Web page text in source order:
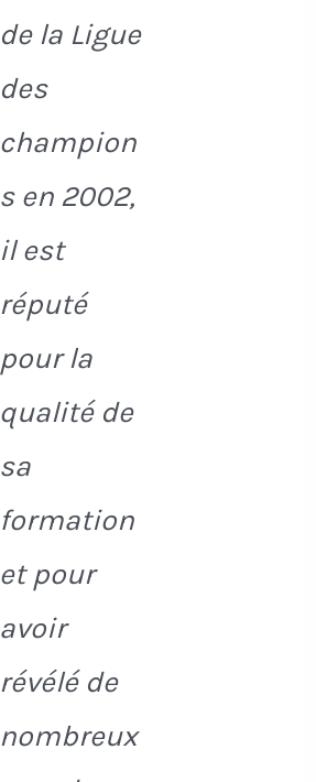
de la Ligue
des
champion
s en 2002,
il est
réputé
pour la
qualité de
sa
formation
et pour
avoir
révélé de
nombreux